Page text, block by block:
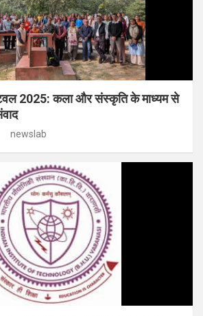
2025: कला और संस्कृति के माध्यम से
newslab